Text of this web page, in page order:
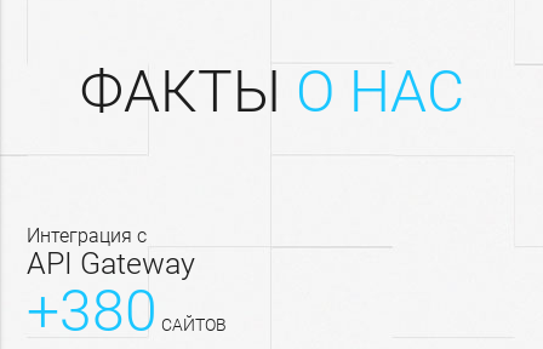
ФАКТЫ О НАС
интеграция с
API Gateway
+380 САЙТОВ